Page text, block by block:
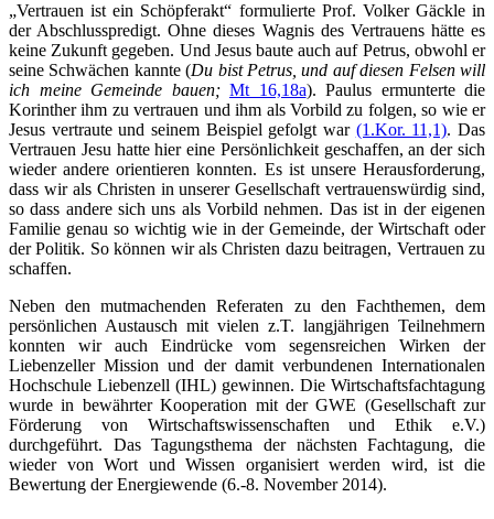
„Vertrauen ist ein Schöpferakt“ formulierte Prof. Volker Gäckle in
der Abschlusspredigt. Ohne dieses Wagnis des Vertrauens hätte es
keine Zukunft gegeben. Und Jesus baute auch auf Petrus, obwohl er
seine Schwächen kannte (Du bist Petrus, und auf diesen Felsen will
ich meine Gemeinde bauen; Mt 16,18a). Paulus ermunterte die
Korinther ihm zu vertrauen und ihm als Vorbild zu folgen, so wie er
Jesus vertraute und seinem Beispiel gefolgt war (1.Kor. 11,1). Das
Vertrauen Jesu hatte hier eine Persönlichkeit geschaffen, an der sich
wieder andere orientieren konnten. Es ist unsere Herausforderung,
dass wir als Christen in unserer Gesellschaft vertrauenswürdig sind,
so dass andere sich uns als Vorbild nehmen. Das ist in der eigenen
Familie genau so wichtig wie in der Gemeinde, der Wirtschaft oder
der Politik. So können wir als Christen dazu beitragen, Vertrauen zu
schaffen.
Neben den mutmachenden Referaten zu den Fachthemen, dem
persönlichen Austausch mit vielen z.T. langjährigen Teilnehmern
konnten wir auch Eindrücke vom segensreichen Wirken der
Liebenzeller Mission und der damit verbundenen Internationalen
Hochschule Liebenzell (IHL) gewinnen. Die Wirtschaftsfachtagung
wurde in bewährter Kooperation mit der GWE (Gesellschaft zur
Förderung von Wirtschaftswissenschaften und Ethik e.V.)
durchgeführt. Das Tagungsthema der nächsten Fachtagung, die
wieder von Wort und Wissen organisiert werden wird, ist die
Bewertung der Energiewende (6.-8. November 2014).